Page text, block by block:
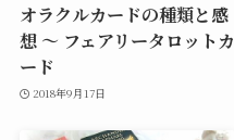
オラクルカードの種類と感
想 ～ フェアリータロットカ
ード
2018年9月17日